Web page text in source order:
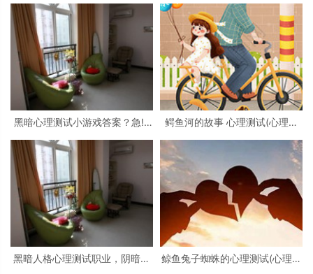
黑暗心理测试小游戏答案？急!!!
鳄鱼河的故事 心理测试(心理测
黑暗人格心理测试职业，阴暗人
鲸鱼兔子蜘蛛的心理测试(心理测